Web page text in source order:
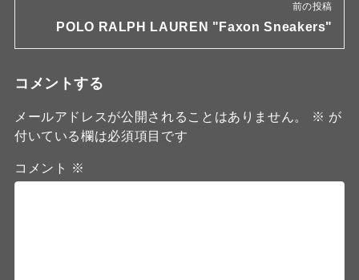
前の投稿
POLO RALPH LAUREN "Faxon Sneakers"
コメントする
メールアドレスが公開されることはありません。 ※ が
付いている欄は必須項目です
コメント ※